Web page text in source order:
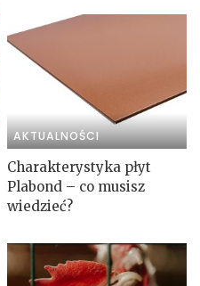
AKTUALNOŚCI
Charakterystyka płyt
Plabond – co musisz
wiedzieć?